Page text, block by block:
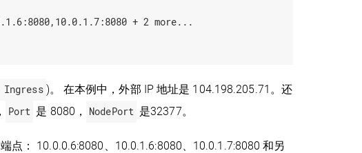
+ 2 more...
Ingress )。 在本例中，外部 IP 地址是 104.198.205.71。还
Port 是 8080， NodePort 是32377。
点： 10.0.0.6:8080、10.0.1.6:8080、10.0.1.7:8080 和另